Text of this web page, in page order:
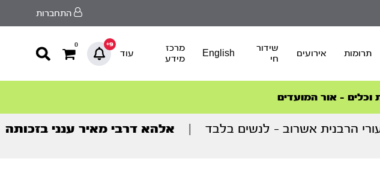
התחברות
תרומות אירועים
שידור
חי
English
מרכז
מידע
עוד
9+
0
– דרך המלך– אור המועדים
הטבעית >
– דרך המלך
הרבנית אשרוב – לנשים בלבד |
אלהא דרבי מאיר ענני בזכותה